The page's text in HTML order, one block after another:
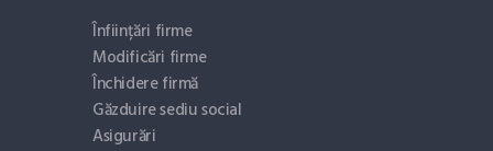
Înființări firme
Modificări firme
Închidere firmă
Găzduire sediu social
Asigurări